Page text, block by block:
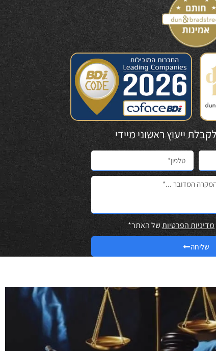
ייעוץ ראשוני מיידי
מדיניות הפרטיותשל האתר*
שליחה